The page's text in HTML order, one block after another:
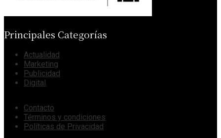
Principales Categorías
Actualidad
Marketing
Publicidad
Digital
Contacto
Términos y condiciones
Políticas de Privacidad